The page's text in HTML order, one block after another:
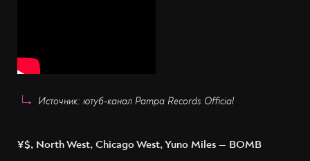
Источник: ютуб-канал Pampa Records Official
¥$, North West, Chicago West, Yuno Miles — BOMB